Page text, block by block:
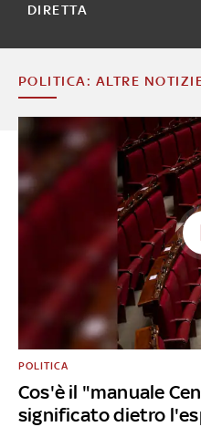
DIRETTA
POLITICA: ALTRE
Cos'è il "manuale
significato dietro
POLITICA